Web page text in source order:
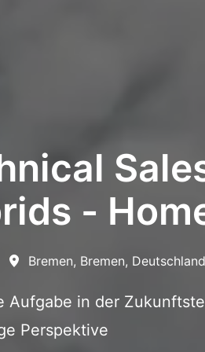
-
Bremen, Bremen, Deutschland
Aufgabe in der
Perspektive